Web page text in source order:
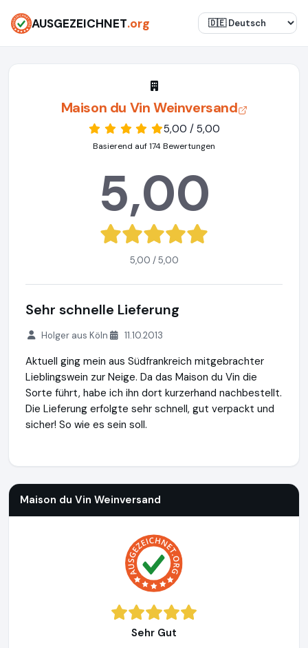
AUSGEZEICHNET.org
Maison du Vin Weinversand
5,00 / 5,00
Basierend auf 174 Bewertungen
5,00
5,00 / 5,00
Sehr schnelle Lieferung
Holger aus Köln 11.10.2013
Aktuell ging mein aus Südfrankreich mitgebrachter
Lieblingswein zur Neige. Da das Maison du Vin die
Sorte führt, habe ich ihn dort kurzerhand nachbestellt.
Die Lieferung erfolgte sehr schnell, gut verpackt und
sicher! So wie es sein soll.
Maison du Vin Weinversand
Sehr Gut